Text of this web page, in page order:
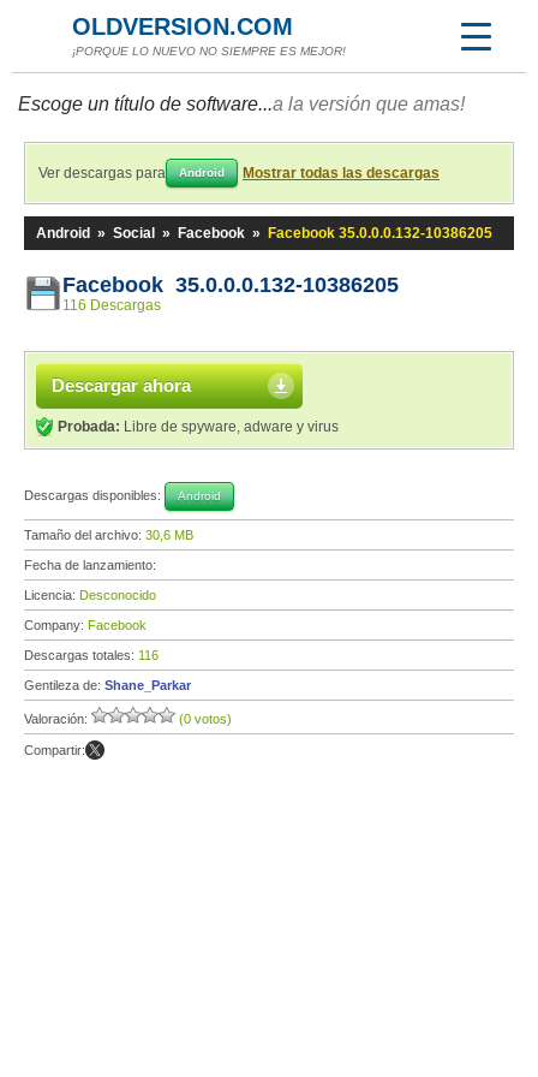
OLDVERSION.COM
¡PORQUE LO NUEVO NO SIEMPRE ES MEJOR!
Escoge un título de software...a la versión que amas!
Ver descargas para Android Mostrar todas las descargas
Android » Social » Facebook » Facebook 35.0.0.0.132-10386205
Facebook 35.0.0.0.132-10386205
116 Descargas
Descargar ahora
Probada: Libre de spyware, adware y virus
Descargas disponibles: Android
Tamaño del archivo: 30,6 MB
Fecha de lanzamiento:
Licencia: Desconocido
Company: Facebook
Descargas totales: 116
Gentileza de: Shane_Parkar
Valoración: (0 votos)
Compartir: